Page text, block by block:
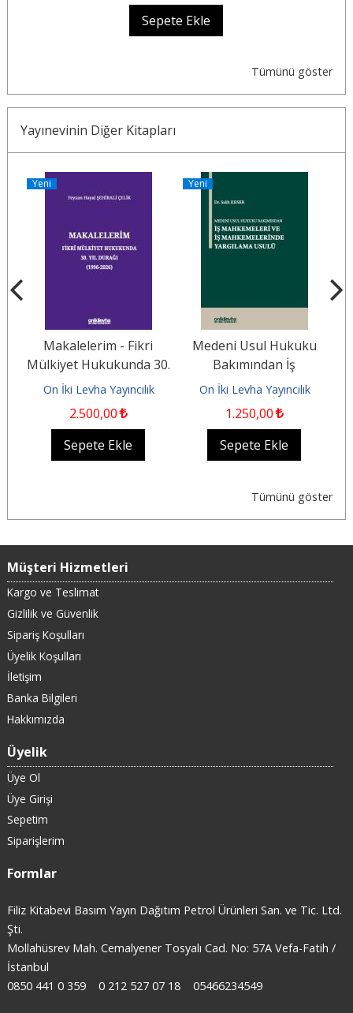
Sepete Ekle
Tümünü göster
Yayınevinin Diğer Kitapları
Yeni
Makalelerim - Fikri
Mülkiyet Hukukunda 30.
Yıl Durağı (1996-2026)
On İki Levha Yayıncılık
2.500,00
Sepete Ekle
Yeni
Medeni Usul Hukuku
Bakımından İş
Mahkemeleri ve İş
Mahkemelerinde...
On İki Levha Yayıncılık
1.250,00
Sepete Ekle
Tümünü göster
Müşteri Hizmetleri
Kargo ve Teslimat
Gizlilik ve Güvenlik
Sipariş Koşulları
Üyelik Koşulları
İletişim
Banka Bilgileri
Hakkımızda
Üyelik
Üye Ol
Üye Girişi
Sepetim
Siparişlerim
Formlar
Filiz Kitabevi Basım Yayın Dağıtım Petrol Ürünleri San. ve Tic. Ltd.
Şti.
Mollahüsrev Mah. Cemalyener Tosyalı Cad. No: 57A Vefa-Fatih /
İstanbul
0850 441 0 359
0 212 527 07 18 05466234549